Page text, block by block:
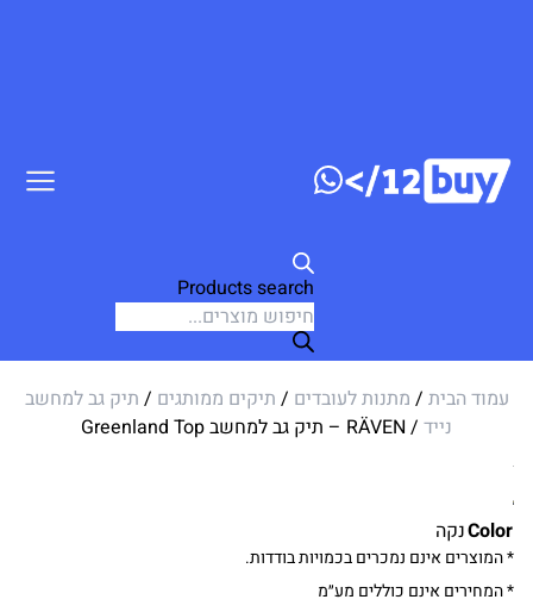
Products search
עמוד הבית / מתנות לעובדים / תיקים ממותגים / תיק גב למחשב
נייד / RÄVEN – תיק גב למחשב Greenland Top
Colorנקה
* המוצרים אינם נמכרים בכמויות בודדות.
* המחירים אינם כוללים מע״מ